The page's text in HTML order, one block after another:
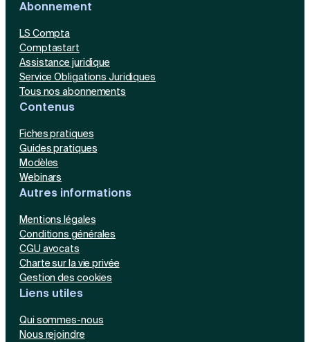
Abonnement
LS Compta
Comptastart
Assistance juridique
Service Obligations Juridiques
Tous nos abonnements
Contenus
Fiches pratiques
Guides pratiques
Modèles
Webinars
Autres informations
Mentions légales
Conditions générales
CGU avocats
Charte sur la vie privée
Gestion des cookies
Liens utiles
Qui sommes-nous
Nous rejoindre